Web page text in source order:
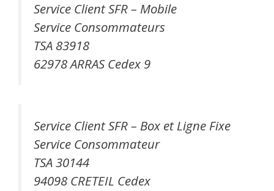
Service Client SFR – Mobile
Service Consommateurs
TSA 83918
62978 ARRAS Cedex 9
Service Client SFR – Box et Ligne Fixe
Service Consommateur
TSA 30144
94098 CRETEIL Cedex